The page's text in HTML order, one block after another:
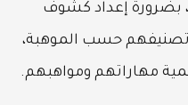
بضرورة إعداد كشوف
حسب الموهبة،
مهاراتهم ومواهبهم.